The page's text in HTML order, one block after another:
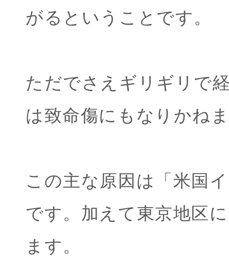
がるということです。
ただでさえギリギリで
は致命傷にもなりかね
この主な原因は「米国
です。加えて東京地区
ます。